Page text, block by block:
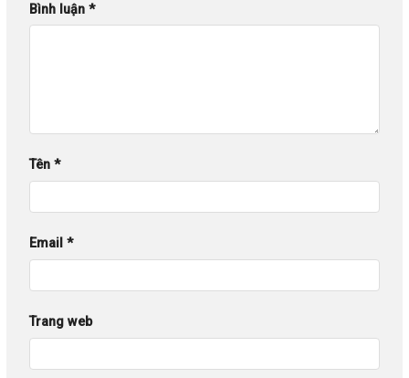
Bình luận *
Tên *
Email *
Trang web